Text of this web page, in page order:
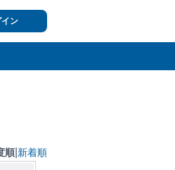
イン
順 新着順